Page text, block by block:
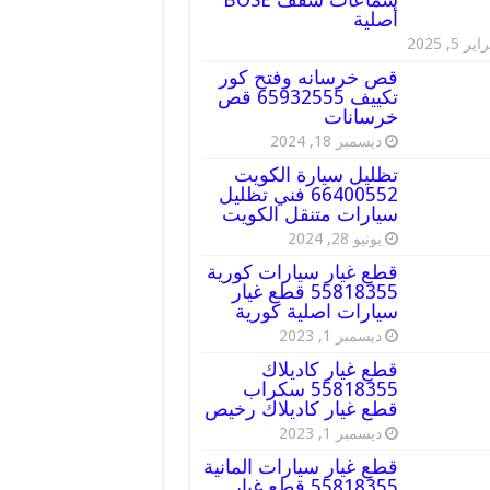
أصلية
5, 2025
قص خرسانه وفتح كور
تكييف 65932555 قص
خرسانات
ديسمبر 18, 2024
تظليل سيارة الكويت
66400552 فني تظليل
سيارات متنقل الكويت
يونيو 28, 2024
قطع غيار سيارات كورية
55818355 قطع غيار
سيارات اصلية كورية
ديسمبر 1, 2023
قطع غيار كاديلاك
55818355 سكراب
قطع غيار كاديلاك رخيص
ديسمبر 1, 2023
قطع غيار سيارات المانية